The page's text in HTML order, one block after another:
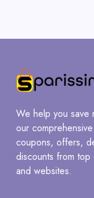
We help you save
our
coupons, offers,
discounts from top
and websites.